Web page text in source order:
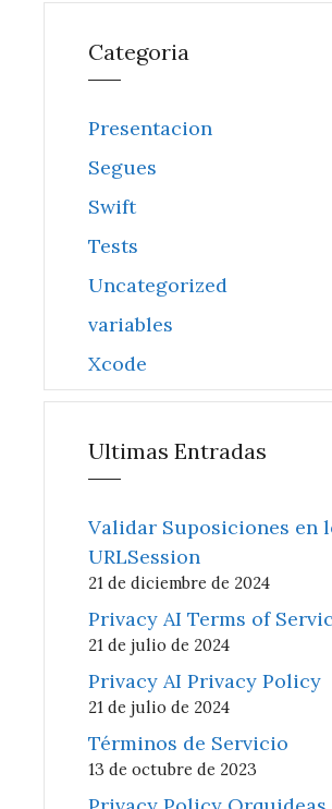
Categoria
Presentacion
Segues
Swift
Tests
Uncategorized
variables
Xcode
Ultimas Entradas
Validar Suposiciones en
URLSession
21 de diciembre de 2024
Privacy AI Terms of
21 de julio de 2024
Privacy AI Privacy Policy
21 de julio de 2024
Términos de Servicio
13 de octubre de 2023